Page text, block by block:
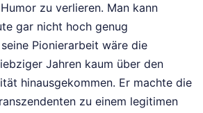
zu verlieren. Man kann
gar nicht hoch genug
Pionierarbeit wäre die
Jahren kaum über den
hinausgekommen. Er machte die
zu einem legitimen